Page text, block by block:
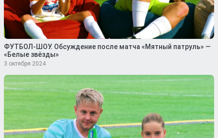
ФУТБОЛ-ШОУ. Обсуждение после матча «Мятный патруль» —
«Белые звёзды»
3 октября 2024